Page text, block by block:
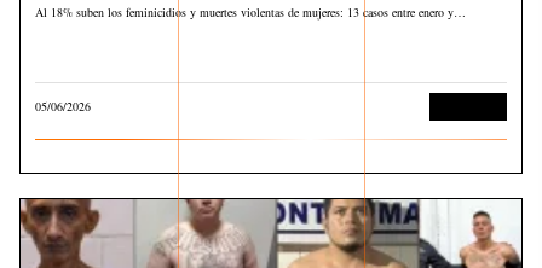
Al 18% suben los feminicidios y muertes violentas de mujeres: 13 casos entre enero y…
05/06/2026